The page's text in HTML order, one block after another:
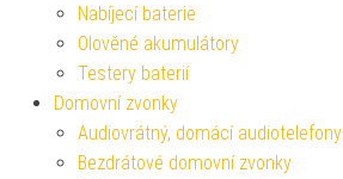
Nabíjecí baterie
Olověné akumulátory
Testery baterií
Domovní zvonky
Audiovrátný, domácí audiotelefony
Bezdrátové domovní zvonky